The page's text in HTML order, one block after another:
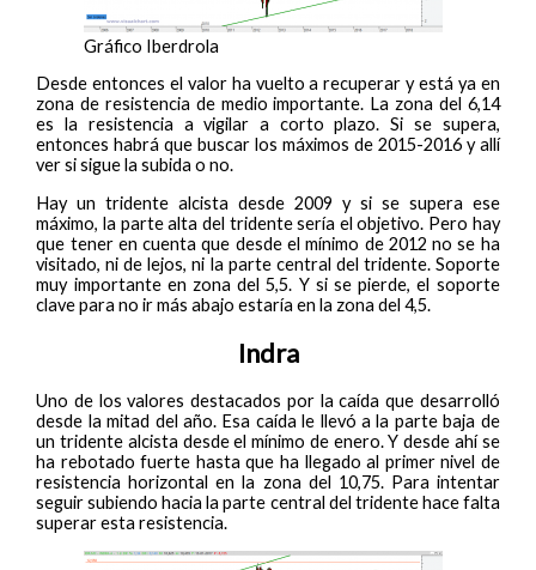
Gráfico Iberdrola
Desde entonces el valor ha vuelto a recuperar y está ya en
zona de resistencia de medio importante. La zona del 6,14
es la resistencia a vigilar a corto plazo. Si se supera,
entonces habrá que buscar los máximos de 2015-2016 y allí
ver si sigue la subida o no.
Hay un tridente alcista desde 2009 y si se supera ese
máximo, la parte alta del tridente sería el objetivo. Pero hay
que tener en cuenta que desde el mínimo de 2012 no se ha
visitado, ni de lejos, ni la parte central del tridente. Soporte
muy importante en zona del 5,5. Y si se pierde, el soporte
clave para no ir más abajo estaría en la zona del 4,5.
Indra
Uno de los valores destacados por la caída que desarrolló
desde la mitad del año. Esa caída le llevó a la parte baja de
un tridente alcista desde el mínimo de enero. Y desde ahí se
ha rebotado fuerte hasta que ha llegado al primer nivel de
resistencia horizontal en la zona del 10,75. Para intentar
seguir subiendo hacia la parte central del tridente hace falta
superar esta resistencia.